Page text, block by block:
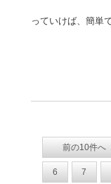
っていけば、簡単
前の10件へ
6 7